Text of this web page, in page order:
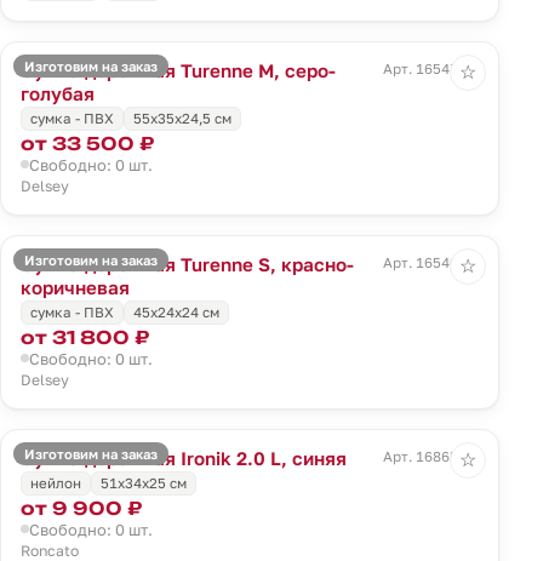
Изготовим на заказ
Сумка дорожная Turenne M, серо-
голубая
Арт. 16547.14
сумка - ПВХ 55x35x24,5 см
от 33 500 ₽
Свободно: 0 шт.
Delsey
☆
Изготовим на заказ
Сумка дорожная Turenne S, красно-
коричневая
Арт. 16546.59
сумка - ПВХ 45x24x24 см
от 31 800 ₽
Свободно: 0 шт.
Delsey
☆
Изготовим на заказ
Сумка дорожная Ironik 2.0 L, синяя
Арт. 16865.40
нейлон
51x34x25 см
от 9 900 ₽
Свободно: 0 шт.
Roncato
☆